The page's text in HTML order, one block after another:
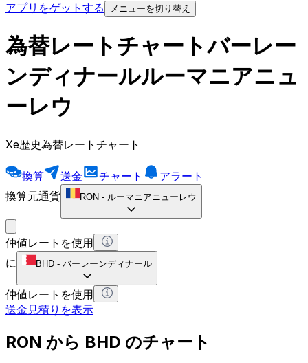
アプリをゲットする
メニューを切り替え
為替レートチャートバーレー
ンディナールルーマニアニュ
ーレウ
Xe歴史為替レートチャート
換算 送金 チャート
アラート
換算元通貨
RON - ルーマニアニューレウ
仲値レートを使用
に
BHD - バーレーンディナール
仲値レートを使用
送金見積りを表示
RON から BHD のチャート